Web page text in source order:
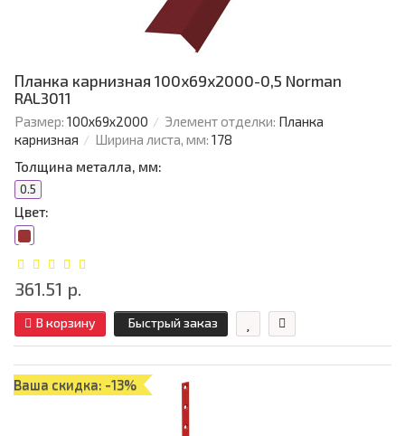
Планка карнизная 100х69х2000-0,5 Norman
RAL3011
Размер: 100х69х2000 Элемент отделки: Планка
карнизная
Ширина листа, мм: 178
Толщина металла, мм:
0.5
Цвет:
361.51 р.
В корзину Быстрый заказ
Ваша скидка: -13%